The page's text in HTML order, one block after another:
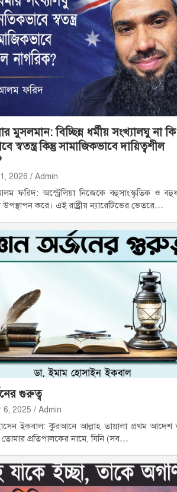
মুসলমান: বিচ্ছিন্ন ধর্মীয় সংখ্যালঘু না কি
স্বতন্ত্র কিন্তু সামাজিকভাবে দায়িত্বশীল
2026 Admin
ফরিদ: অস্ট্রেলিয়া নিজেকে বহুসাংস্কৃতিক ও
উপস্থাপন করে। এই রাষ্ট্রীয় ন্যারেটিভের ভেতরে…
গুরুত্ব
6, 2025 Admin
ইকবাল: কুরআনে আল্লাহ তায়ালা প্রথম আদেশ
প্রতিপালকের নামে, যিনি (সব…